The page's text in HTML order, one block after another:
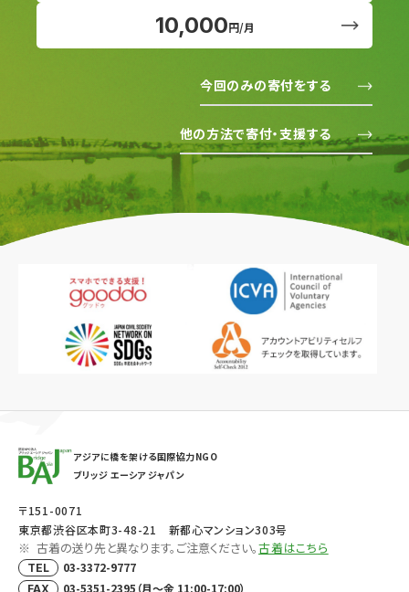
10,000円/月
今回のみの寄付をする
他の方法で寄付・支援する
アジアに橋を架ける国際協力NGO
ブリッジ エーシア ジャパン
〒151-0071
東京都渋谷区本町3-48-21 新都心マンション303号
古着の送り先と異なります。ご注意ください。古着はこちら
TEL 03-3372-9777
FAX 03-5351-2395（月～金 11:00-17:00）